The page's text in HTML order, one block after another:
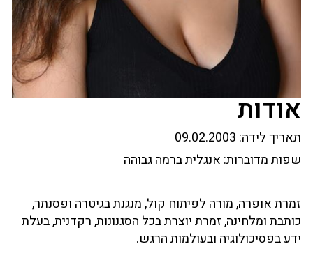
אודות
תאריך לידה:
שפות מדוברות: אנגלית ברמה גבוהה
זמרת אופרה, מורה לפיתוח קול, מנגנת בגיטרה ופסנתר,
כותבת ומלחינה, זמרת יוצרת בכל הסגנונות, רקדנית, בעלת
ידע בפסיכולוגיה ובעולמות הרגש.